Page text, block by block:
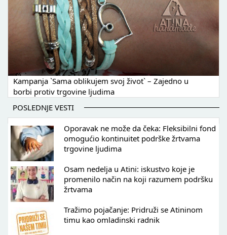
Kampanja `Sama oblikujem svoj život` – Zajedno u
borbi protiv trgovine ljudima
POSLEDNJE VESTI
Oporavak ne može da čeka: Fleksibilni fond
omogućio kontinuitet podrške žrtvama
trgovine ljudima
Osam nedelja u Atini: iskustvo koje je
promenilo način na koji razumem podršku
žrtvama
Tražimo pojačanje: Pridruži se Atininom
timu kao omladinski radnik